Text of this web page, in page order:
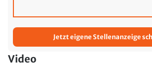
Jetzt eigene Stellenanzeige
Video